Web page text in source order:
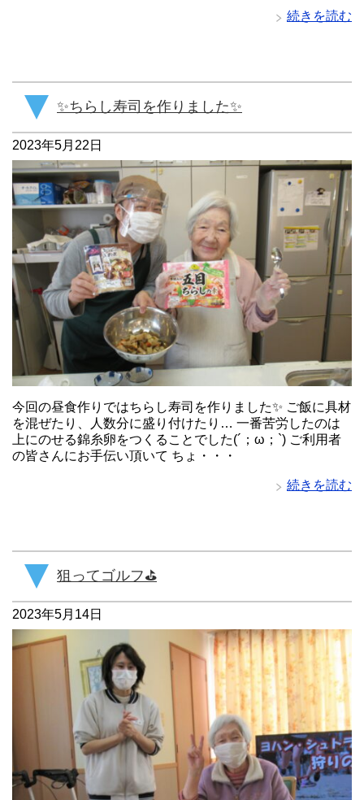
続きを読む
✨ちらし寿司を作りました✨
2023年5月22日
今回の昼食作りではちらし寿司を作りました✨ ご飯に具材
を混ぜたり、人数分に盛り付けたり… 一番苦労したのは
上にのせる錦糸卵をつくることでした(´；ω；`) ご利用者
の皆さんにお手伝い頂いて ちょ・・・
続きを読む
狙ってゴルフ⛳
2023年5月14日